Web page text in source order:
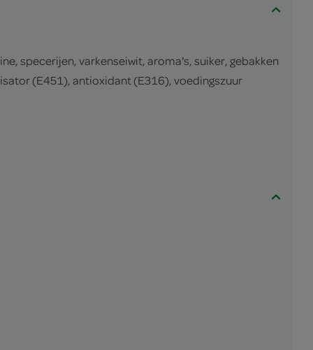
specerijen, varkenseiwit, aroma's, suiker, gebakken
(E451), antioxidant (E316), voedingszuur